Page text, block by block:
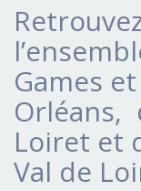
Games
Orléans,
Loiret et
Val de